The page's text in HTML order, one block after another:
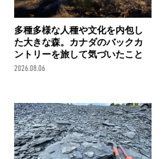
多種多様な人種や文化を内包し
た大きな森。カナダのバックカ
ントリーを旅して気づいたこと
2026.08.06